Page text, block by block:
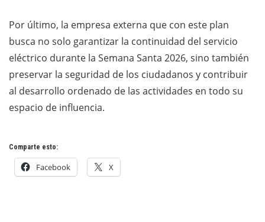
Por último, la empresa externa que con este plan
busca no solo garantizar la continuidad del servicio
eléctrico durante la Semana Santa 2026, sino también
preservar la seguridad de los ciudadanos y contribuir
al desarrollo ordenado de las actividades en todo su
espacio de influencia.
Comparte esto:
Facebook X